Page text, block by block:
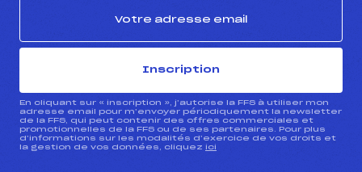
Inscription
En cliquant sur « inscription », j’autorise la FFS à utiliser mon
adresse email pour m’envoyer périodiquement la newsletter
de la FFS, qui peut contenir des offres commerciales et
promotionnelles de la FFS ou de ses partenaires. Pour plus
d’informations sur les modalités d’exercice de vos droits et
la gestion de vos données, cliquez ici